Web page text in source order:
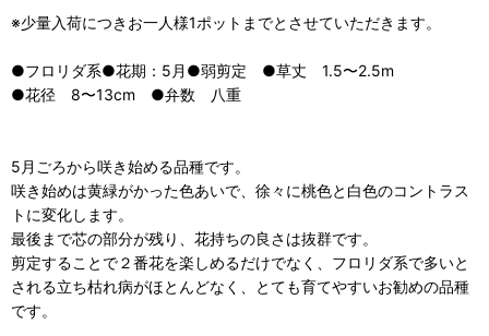
※少量入荷につきお一人様1ポットまでとさせていただきます。
●フロリダ系●花期：5月●弱剪定 ●草丈 1.5〜2.5m
●花径 8〜13cm ●弁数 八重
5月ごろから咲き始める品種です。
咲き始めは黄緑がかった色あいで、徐々に桃色と白色のコントラス
トに変化します。
最後まで芯の部分が残り、花持ちの良さは抜群です。
剪定することで２番花を楽しめるだけでなく、フロリダ系で多いと
される立ち枯れ病がほとんどなく、とても育てやすいお勧めの品種
です。